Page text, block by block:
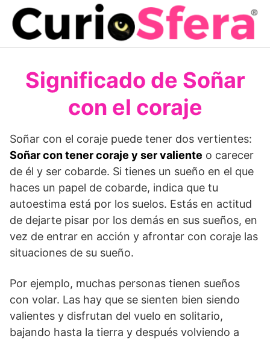
Saltar
contenido
Significado de Soñar
con el coraje
Soñar con el coraje puede tener dos vertientes:
Soñar con tener coraje y ser valiente o carecer
de él y ser cobarde. Si tienes un sueño en el que
haces un papel de co­barde, indica que tu
autoestima está por los suelos. Estás en actitud
de dejarte pisar por los demás en sus sueños, en
vez de entrar en acción y afrontar con coraje las
situaciones de su sue­ño.
Por ejemplo, muchas personas tienen sueños
con volar. Las hay que se sienten bien siendo
valientes y disfrutan del vuelo en solitario,
bajando hasta la tierra y después volviendo a